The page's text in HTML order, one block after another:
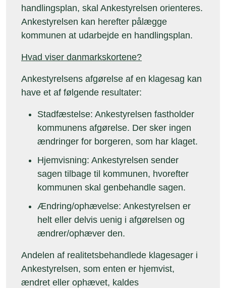
handlingsplan, skal Ankestyrelsen orienteres.
Ankestyrelsen kan herefter pålægge
kommunen at udarbejde en handlingsplan.
Hvad viser danmarkskortene?
Ankestyrelsens afgørelse af en klagesag kan
have et af følgende resultater:
Stadfæstelse: Ankestyrelsen fastholder
kommunens afgørelse. Der sker ingen
ændringer for borgeren, som har klaget.
Hjemvisning: Ankestyrelsen sender
sagen tilbage til kommunen, hvorefter
kommunen skal genbehandle sagen.
Ændring/ophævelse: Ankestyrelsen er
helt eller delvis uenig i afgørelsen og
ændrer/ophæver den.
Andelen af realitetsbehandlede klagesager i
Ankestyrelsen, som enten er hjemvist,
ændret eller ophævet, kaldes